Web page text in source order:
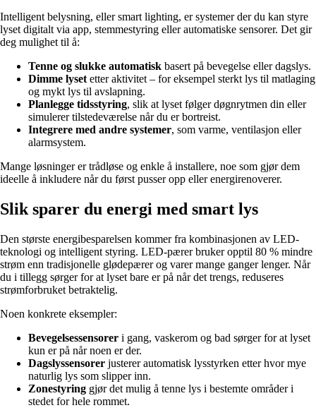
Intelligent belysning, eller smart lighting, er systemer der du kan styre
lyset digitalt via app, stemmestyring eller automatiske sensorer. Det gir
deg mulighet til å:
Tenne og slukke automatisk basert på bevegelse eller dagslys.
Dimme lysetetter aktivitet – for eksempel sterkt lys til matlaging
og mykt lys til avslapning.
Planlegge tidsstyring, slik at lyset følger døgnrytmen din eller
simulerer tilstedeværelse når du er bortreist.
Integrere med andre systemer, som varme, ventilasjon eller
alarmsystem.
Mange løsninger er trådløse og enkle å installere, noe som gjør dem
ideelle å inkludere når du først pusser opp eller energirenoverer.
Slik sparer du energi med smart lys
Den største energibesparelsen kommer fra kombinasjonen av LED-
teknologi og intelligent styring. LED-pærer bruker opptil 80 % mindre
strøm enn tradisjonelle glødepærer og varer mange ganger lenger. Når
du i tillegg sørger for at lyset bare er på når det trengs, reduseres
strømforbruket betraktelig.
Noen konkrete eksempler:
Bevegelsessensorer i gang, vaskerom og bad sørger for at lyset
kun er på når noen er der.
Dagslyssensorer justerer automatisk lysstyrken etter hvor mye
naturlig lys som slipper inn.
Zonestyring gjør det mulig å tenne lys i bestemte områder i
stedet for hele rommet.